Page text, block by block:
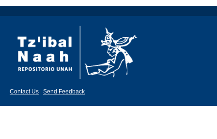
Contact Us Send Feedback